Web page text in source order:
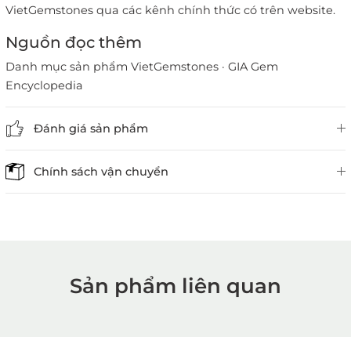
VietGemstones qua các kênh chính thức có trên website.
Nguồn đọc thêm
Danh mục sản phẩm VietGemstones · GIA Gem
Encyclopedia
Đánh giá sản phẩm
Chính sách vận chuyển
1. Mua hàng trực tiếp tại VietGemstones
Sản phẩm liên quan